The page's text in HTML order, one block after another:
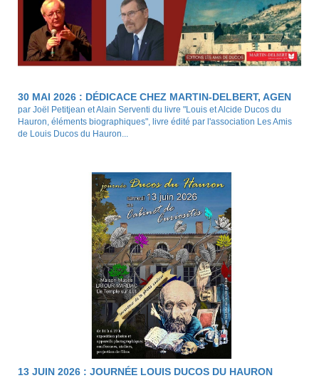
30 MAI 2026 : DÉDICACE CHEZ MARTIN-DELBERT, AGEN
par Joël Petitjean et Alain Serventi du livre "Louis et Alcide Ducos du
Hauron, éléments biographiques", livre édité par l'association Les Amis
de Louis Ducos du Hauron...
13 JUIN 2026 : JOURNÉE LOUIS DUCOS DU HAURON